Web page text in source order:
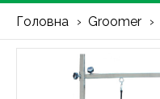
Головна Groomer